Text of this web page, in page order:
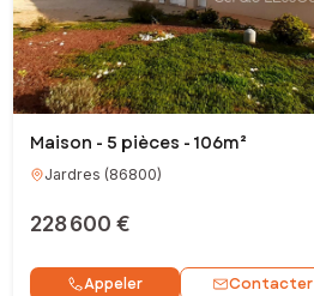
Maison - 5 pièces - 106m²
Jardres (86800)
228 600 €
Appeler Contacter